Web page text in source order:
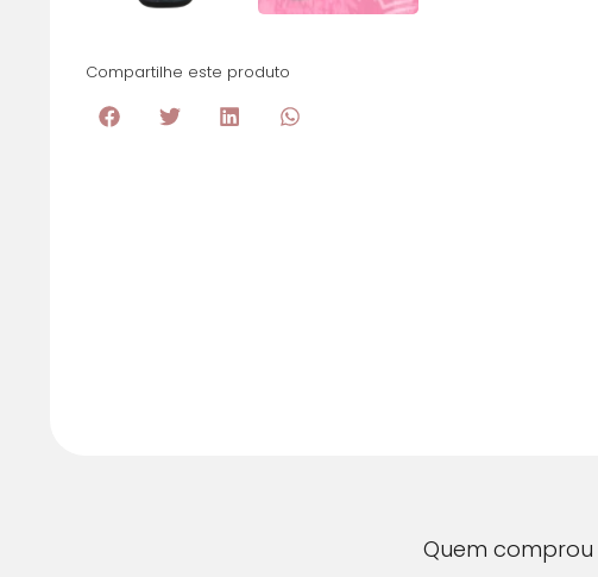
Compartilhe este produto
Quem comprou